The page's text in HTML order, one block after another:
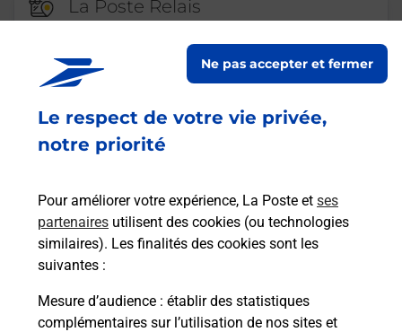
Le respect de votre vie privée,
notre priorité
Pour améliorer votre expérience, La Poste et ses
partenaires utilisent des cookies (ou technologies
similaires). Les finalités des cookies sont les
suivantes :
Mesure d’audience : établir des statistiques
complémentaires sur l’utilisation de nos sites et
Ne pas accepter et fermer
La Poste Relais
Fermé
09h00
9 BIS
36200 LE PECHEREAU
Malin !
La Poste
en ligne